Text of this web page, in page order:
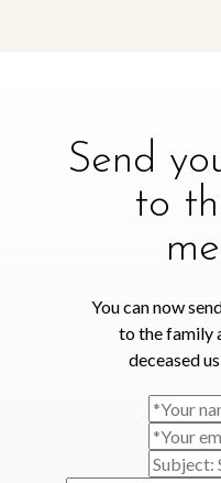
Send
to
You can now
to the family
deceased